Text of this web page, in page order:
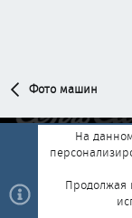
Фото машин
Обратная связь
Политика
На
Продолжая